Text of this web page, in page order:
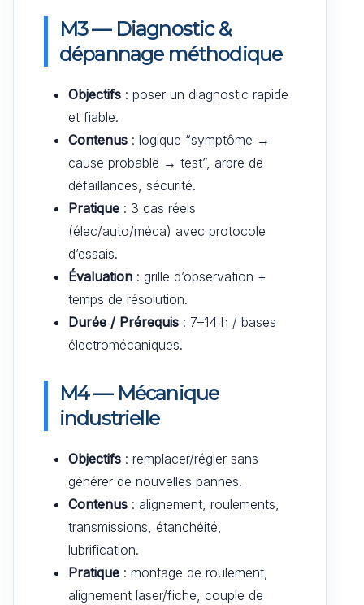
M3 — Diagnostic &
dépannage méthodique
Objectifs : poser un diagnostic rapide
et fiable.
Contenus : logique “symptôme →
cause probable → test”, arbre de
défaillances, sécurité.
Pratique : 3 cas réels
(élec/auto/méca) avec protocole
d’essais.
Évaluation : grille d’observation +
temps de résolution.
Durée / Prérequis : 7–14 h / bases
électromécaniques.
M4 — Mécanique
industrielle
Objectifs : remplacer/régler sans
générer de nouvelles pannes.
Contenus : alignement, roulements,
transmissions, étanchéité,
lubrification.
Pratique : montage de roulement,
alignement laser/fiche, couple de